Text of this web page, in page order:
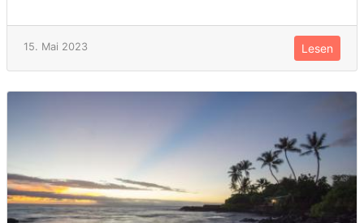
15. Mai 2023 Lesen